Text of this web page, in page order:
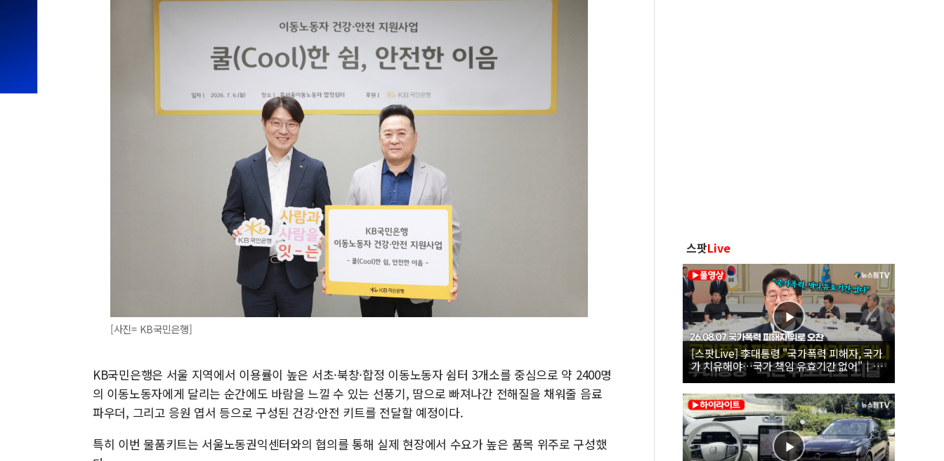
[사진= KB국민은행]
KB국민은행은 서울 지역에서 이용률이 높은 서초·북창·합정 이동노동자 쉼터 3개소를 중심으로 약 2400명
의 이동노동자에게 달리는 순간에도 바람을 느낄 수 있는 선풍기, 땀으로 빠져나간 전해질을 채워줄 음료
파우더, 그리고 응원 엽서 등으로 구성된 건강·안전 키트를 전달할 예정이다.
특히 이번 물품키트는 서울노동권익센터와의 협의를 통해 실제 현장에서 수요가 높은 품목 위주로 구성했
스팟Live
[스팟Live] 李대통령 "국가폭력 피해자, 국가
가 치유해야…국가 책임 유효기간 없어"｜
26.08.07 국가폭력 피해자 위로 오찬